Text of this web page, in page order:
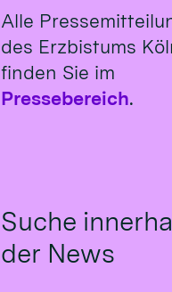
Alle
des Erzbistums
finden Sie im
Pressebereich.
Suche
der News